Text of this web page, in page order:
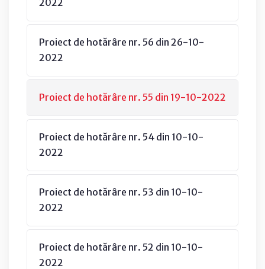
Proiect de hotărâre nr. 56 din 26-10-
2022
Proiect de hotărâre nr. 55 din 19-10-2022
Proiect de hotărâre nr. 54 din 10-10-
2022
Proiect de hotărâre nr. 53 din 10-10-
2022
Proiect de hotărâre nr. 52 din 10-10-
2022